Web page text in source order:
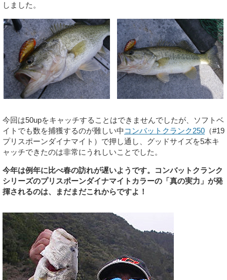
しました。
今回は50upをキャッチすることはできませんでしたが、ソフトベ
イトでも数を捕獲するのが難しい中 コンバットクランク250 （#19
プリスポーンダイナマイト）で押し通し、グッドサイズを5本キ
ャッチできたのは非常にうれしいことでした。
今年は例年に比べ春の訪れが遅いようです。コンバットクランク
シリーズのプリスポーンダイナマイトカラーの「真の実力」が発
揮されるのは、まだまだこれからですよ！